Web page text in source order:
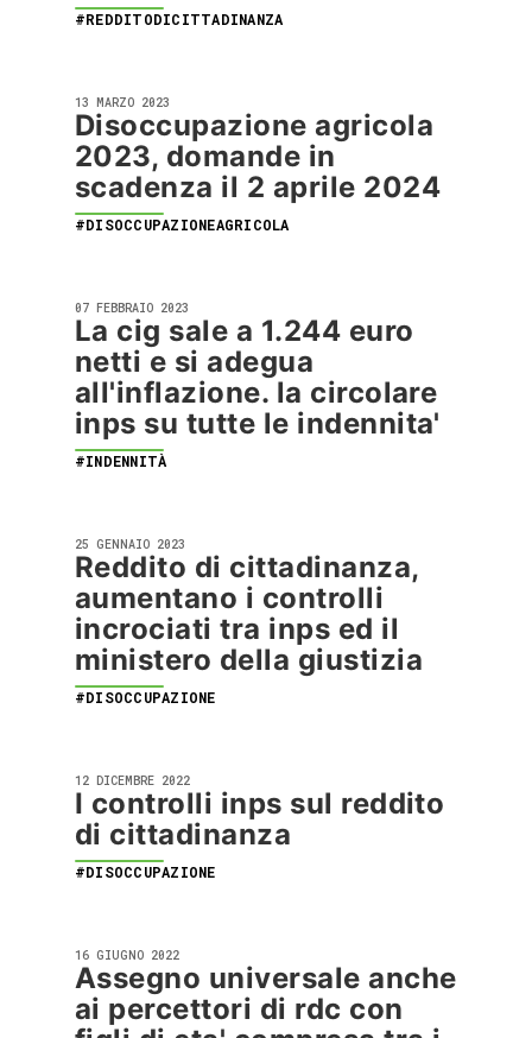
#REDDITODICITTADINANZA
13 MARZO 2023
Disoccupazione agricola
2023, domande in
scadenza il 2 aprile 2024
#DISOCCUPAZIONEAGRICOLA
07 FEBBRAIO 2023
La cig sale a 1.244 euro
netti e si adegua
all'inflazione. la circolare
inps su tutte le indennita'
#INDENNITÀ
25 GENNAIO 2023
Reddito di cittadinanza,
aumentano i controlli
incrociati tra inps ed il
ministero della giustizia
#DISOCCUPAZIONE
12 DICEMBRE 2022
I controlli inps sul reddito
di cittadinanza
#DISOCCUPAZIONE
16 GIUGNO 2022
Assegno universale anche
ai percettori di rdc con